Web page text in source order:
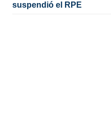
suspendió el RPE